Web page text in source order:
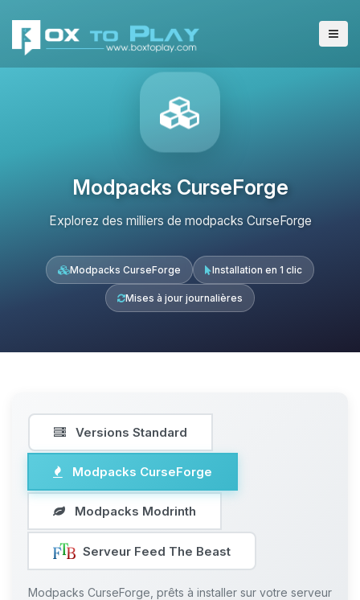
Modpacks CurseForge
Explorez des milliers de modpacks CurseForge
Modpacks CurseForge Installation en 1 clic
Mises à jour journalières
Versions Standard
Modpacks CurseForge
Modpacks Modrinth
Serveur Feed The Beast
Modpacks CurseForge, prêts à installer sur votre serveur